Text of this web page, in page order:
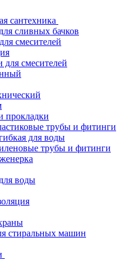
сантехника
сливных бачков
смесителей
смесителей
прокладки
трубы и фитинги
для воды
трубы и фитинги
воды
стиральных машин